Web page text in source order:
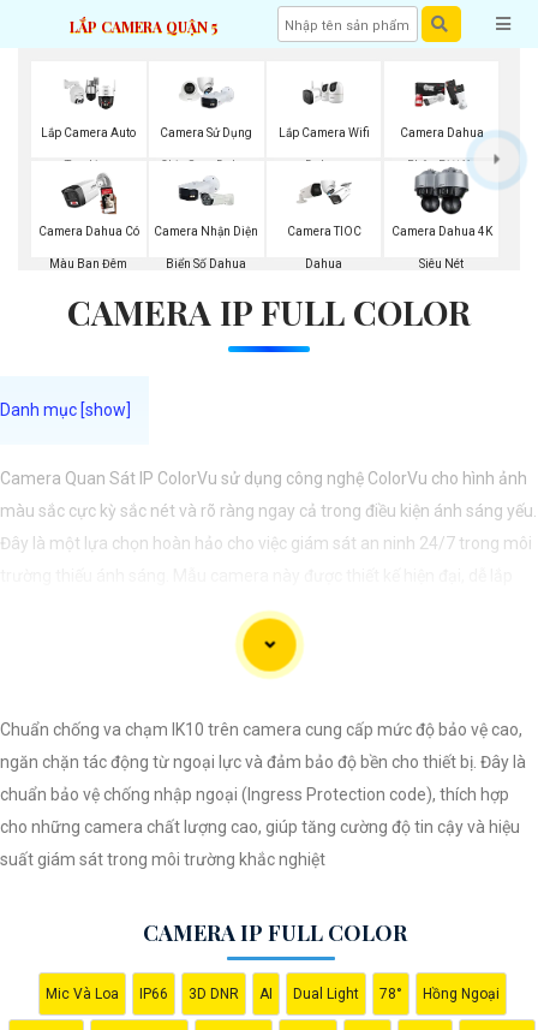
LẮP CAMERA QUẬN 5
Lắp Camera Auto
Tracking
Camera Sử Dụng
Chip Sony Dahua
Lắp Camera Wifi
Dahua
Camera Dahua
Phân Biệt Xe
Camera Dahua Có
Màu Ban Đêm
Camera Nhận Diện
Biển Số Dahua
Camera TIOC
Dahua
Camera Dahua 4K
Siêu Nét
CAMERA IP FULL COLOR
Camera Quan Sát IP ColorVu sử dụng công nghệ ColorVu cho hình ảnh
màu sắc cực kỳ sắc nét và rõ ràng ngay cả trong điều kiện ánh sáng yếu.
Đây là một lựa chọn hoàn hảo cho việc giám sát an ninh 24/7 trong môi
đặt và cài đặt, phù hợp với nhiều không gian như văn phòng, cửa hàng,
gia đình, hay nhà kho. Camera Quan Sát IP ColorVu cung cấp khả năng
quan sát từ xa qua hệ thống mạng internet, giúp bạn dễ dàng theo dõi
Chuẩn chống va chạm IK10 trên camera cung cấp mức độ bảo vệ cao,
ngăn chặn tác động từ ngoại lực và đảm bảo độ bền cho thiết bị. Đây là
chuẩn bảo vệ chống nhập ngoại (Ingress Protection code), thích hợp
cho những camera chất lượng cao, giúp tăng cường độ tin cậy và hiệu
suất giám sát trong môi trường khắc nghiệt
CAMERA IP FULL COLOR
Mic Và Loa IP66 3D DNR AI Dual Light 78° Hồng Ngoại